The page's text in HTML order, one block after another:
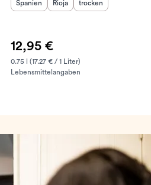
hinzufügen
Herkunftsland:
Spanien Herkunftsregion
Rioja Geschmack
trocken
12,95 €
0.75 l (17.27 € / 1 Liter)
Lebensmittelangaben